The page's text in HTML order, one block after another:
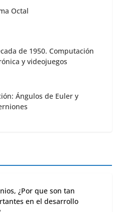
Octal
de 1950. Computación
y videojuegos
Ángulos de Euler y
¿Por que son tan
en el desarrollo